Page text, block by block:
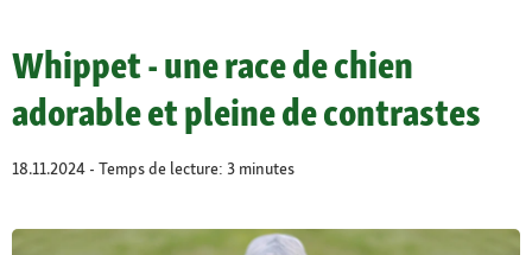
Whippet - une race de chien
adorable et pleine de contrastes
18.11.2024 - Temps de lecture: 3 minutes